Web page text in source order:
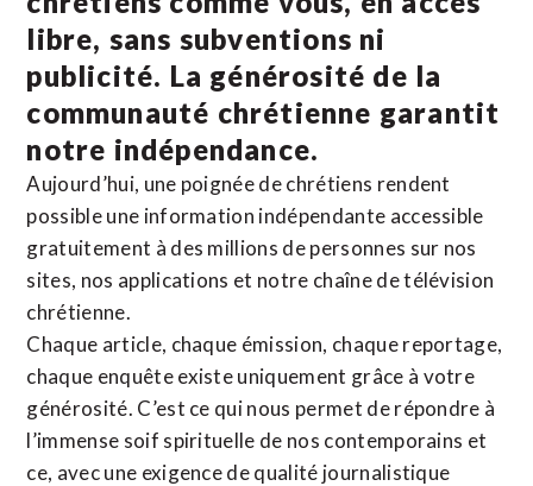
libre, sans subventions ni
publicité. La générosité de la
communauté chrétienne garantit
notre indépendance.
Aujourd’hui, une poignée de chrétiens rendent
possible une information indépendante accessible
gratuitement à des millions de personnes sur nos
sites, nos applications et notre chaîne de télévision
chrétienne.
Chaque article, chaque émission, chaque reportage,
chaque enquête existe uniquement grâce à votre
générosité. C’est ce qui nous permet de répondre à
l’immense soif spirituelle de nos contemporains et
ce, avec une exigence de qualité journalistique